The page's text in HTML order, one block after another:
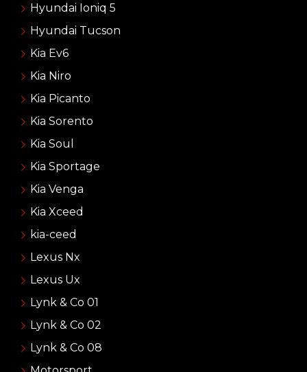
Hyundai Ioniq 5
Hyundai Tucson
Kia Ev6
Kia Niro
Kia Picanto
Kia Sorento
Kia Soul
Kia Sportage
Kia Venga
Kia Xceed
kia-ceed
Lexus Nx
Lexus Ux
Lynk & Co 01
Lynk & Co 02
Lynk & Co 08